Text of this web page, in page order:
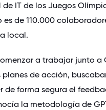
IT de los Juegos
de 110.000
local.
a trabajar junto a
de acción,
de forma segura el
la metodología de